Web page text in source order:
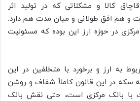
کالا و مشکلاتی که در تولید اثر
و هم افق طولانی و میان مدت هم دارد.
در حوزه ارز این بوده که مسئولیت
به ارز و برخورد با متخلفین در این
سکه در این قانون کاملاً شفاف و روشن
با بانک مرکزی است، حتی نقش بانک